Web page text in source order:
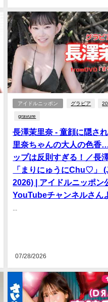
アイドルニッポン グラビア
gravure
長澤茉里奈 - 童顔に隠さ
里奈ちゃんの大人の色香
ップは反則すぎる！／長
「まりにゅうにChu♡」
2026) | アイドルニッポン
YouTubeチャンネルさん
07/28/2026